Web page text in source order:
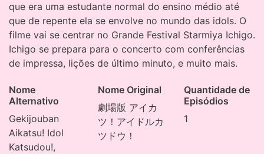
que era uma estudante normal do ensino médio até
que de repente ela se envolve no mundo das idols. O
filme vai se centrar no Grande Festival Starmiya Ichigo.
Ichigo se prepara para o concerto com conferências
de impressa, lições de último minuto, e muito mais.
Nome
Alternativo
Gekijouban
Aikatsu! Idol
Katsudou!,
Nome Original
劇場版 アイカ
ツ！アイドルカ
ツドウ！
Quantidade de
Episódios
1